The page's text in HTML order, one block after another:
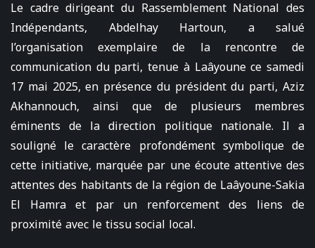
Le cadre dirigeant du Rassemblement National des
Indépendants, Abdelhay Hartoun, a salué
l’organisation exemplaire de la rencontre de
communication du parti, tenue à Laâyoune ce samedi
17 mai 2025, en présence du président du parti, Aziz
Akhannouch, ainsi que de plusieurs membres
éminents de la direction politique nationale. Il a
souligné le caractère profondément symbolique de
cette initiative, marquée par une écoute attentive des
attentes des habitants de la région de Laâyoune-Sakia
El Hamra et par un renforcement des liens de
proximité avec le tissu social local.